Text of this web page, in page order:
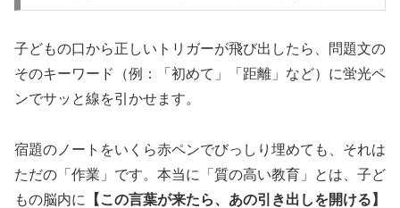
子どもの口から正しいトリガーが飛び出したら、問題文の
そのキーワード（例：「初めて」「距離」など）に蛍光ペ
ンでサッと線を引かせます。
宿題のノートをいくら赤ペンでびっしり埋めても、それは
ただの「作業」です。本当に「質の高い教育」とは、子ど
もの脳内に
【この言葉が来たら、あの引き出しを開ける】